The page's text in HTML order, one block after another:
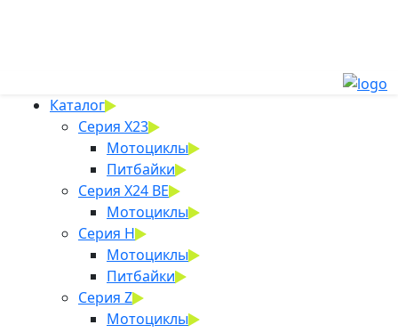
Каталог
Серия X23
Мотоциклы
Питбайки
Серия X24 BE
Мотоциклы
Серия H
Мотоциклы
Питбайки
Серия Z
Мотоциклы